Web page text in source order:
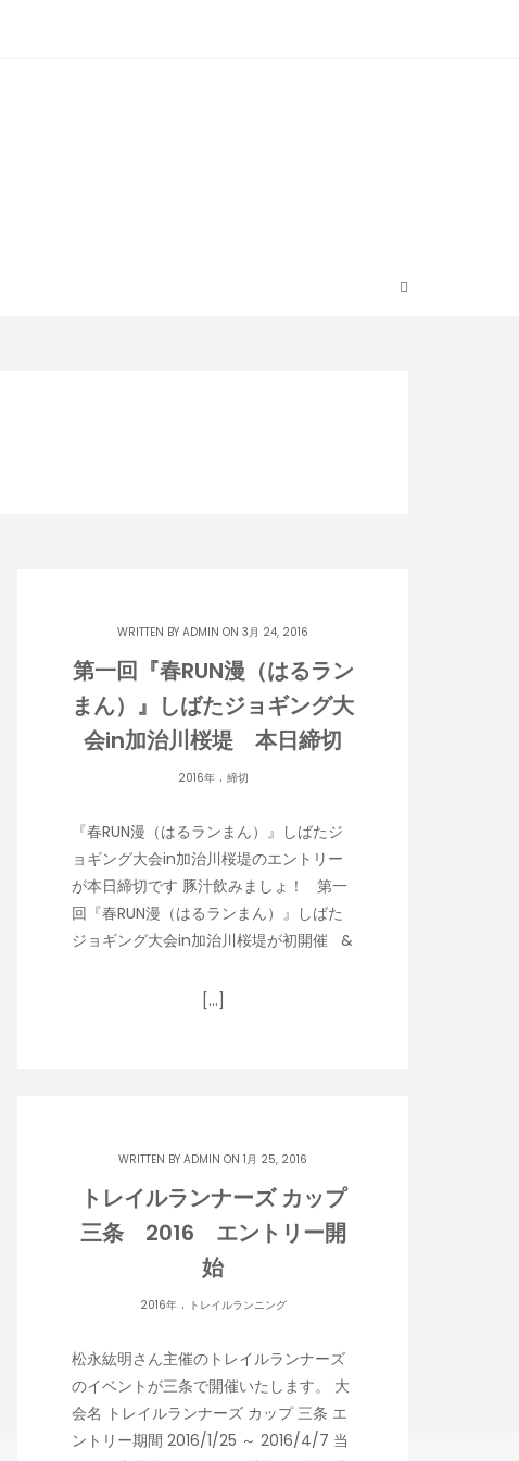
WRITTEN BY ADMIN ON 3月 24, 2016
第一回『春RUN漫（はるラン
まん）』しばたジョギング大
会in加治川桜堤 本日締切
2016年. 締切
『春RUN漫（はるランまん）』しばたジ
ョギング大会in加治川桜堤のエントリー
が本日締切です 豚汁飲みましょ！ 第一
回『春RUN漫（はるランまん）』しばた
ジョギング大会in加治川桜堤が初開催 &
[…]
WRITTEN BY ADMIN ON 1月 25, 2016
トレイルランナーズ カップ
三条 2016 エントリー開
始
2016年. トレイルランニング
松永紘明さん主催のトレイルランナーズ
のイベントが三条で開催いたします。 大
会名 トレイルランナーズ カップ 三条 エ
ントリー期間 2016/1/25 ～ 2016/4/7 当